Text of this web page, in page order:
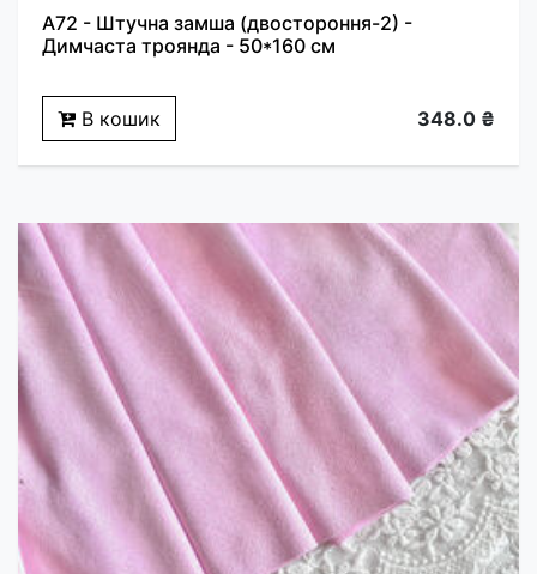
A72 - Штучна замша (двостороння-2) -
Димчаста троянда - 50*160 см
В кошик 348.0 ₴